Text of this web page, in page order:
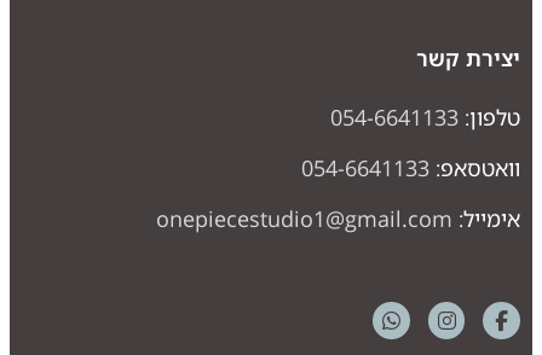
קשר
054-6641133
054-6641133
onepiecestudio1@gmail.com